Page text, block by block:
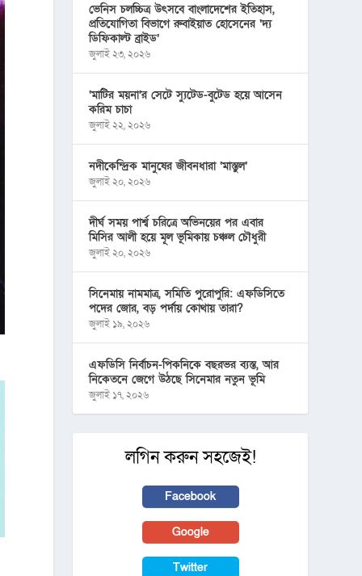
ভেনিস চলচ্চিত্র উৎসবে বাংলাদেশের ইতিহাস,
প্রতিযোগিতা বিভাগে রুবাইয়াত হোসেনের ‘দ্য
ডিফিকাল্ট ব্রাইড’
জুলাই ২৩, ২০২৬
‘মাটির ময়না’র সেটে স্যুটেড-বুটেড হয়ে আসেন
করিম চাচা
জুলাই ২২, ২০২৬
নদীকেন্দ্রিক মানুষের জীবনধারা ‘মাস্তুল’
জুলাই ২০, ২০২৬
দীর্ঘ সময় পার্শ্ব চরিত্রে অভিনয়ের পর এবার
মিসির আলী হয়ে মূল ভূমিকায় চঞ্চল চৌধুরী
জুলাই ২০, ২০২৬
সিনেমায় নামমাত্র, সমিতি পুরোপুরি: এফডিসিতে
পদের জোর, বড় পর্দায় কোথায় তারা?
জুলাই ১৯, ২০২৬
এফডিসি নির্বাচন-পিকনিকে বছরভর ব্যস্ত, আর
নিকেতনে জেগে উঠছে সিনেমার নতুন ভূমি
জুলাই ১৭, ২০২৬
লগিন করুন সহজেই!
Facebook
Google
Twitter